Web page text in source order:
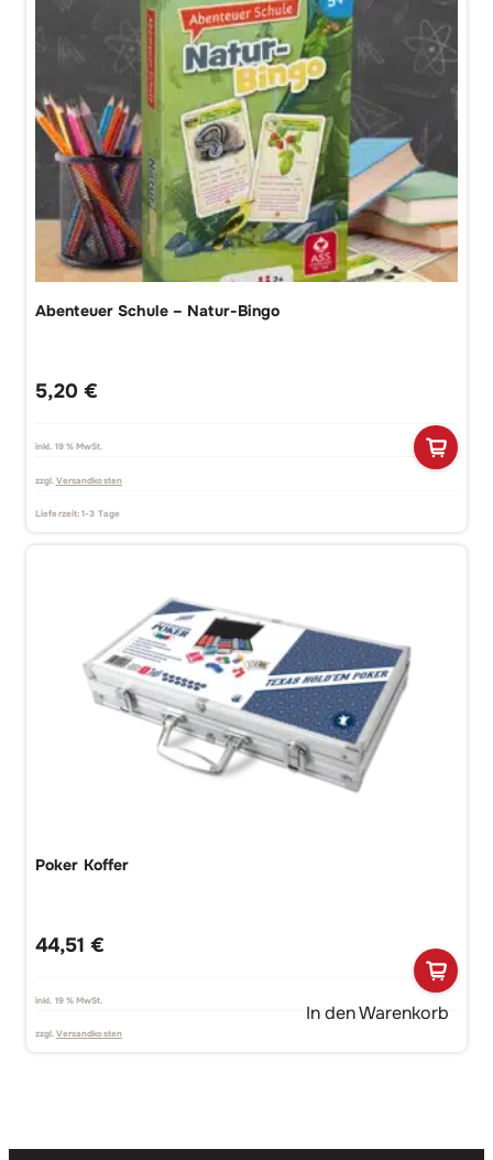
Abenteuer Schule – Natur-Bingo
5,20 €
inkl. 19 % MwSt.
zzgl. Versandkosten
Lieferzeit:1-3 Tage
Poker Koffer
44,51 €
inkl. 19 % MwSt.
zzgl. Versandkosten
In den Warenkorb